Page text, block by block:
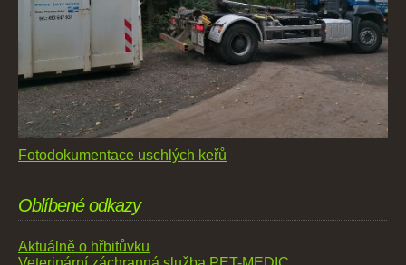
Fotodokumentace uschlých keřů
Oblíbené odkazy
Aktuálně o hřbitůvku